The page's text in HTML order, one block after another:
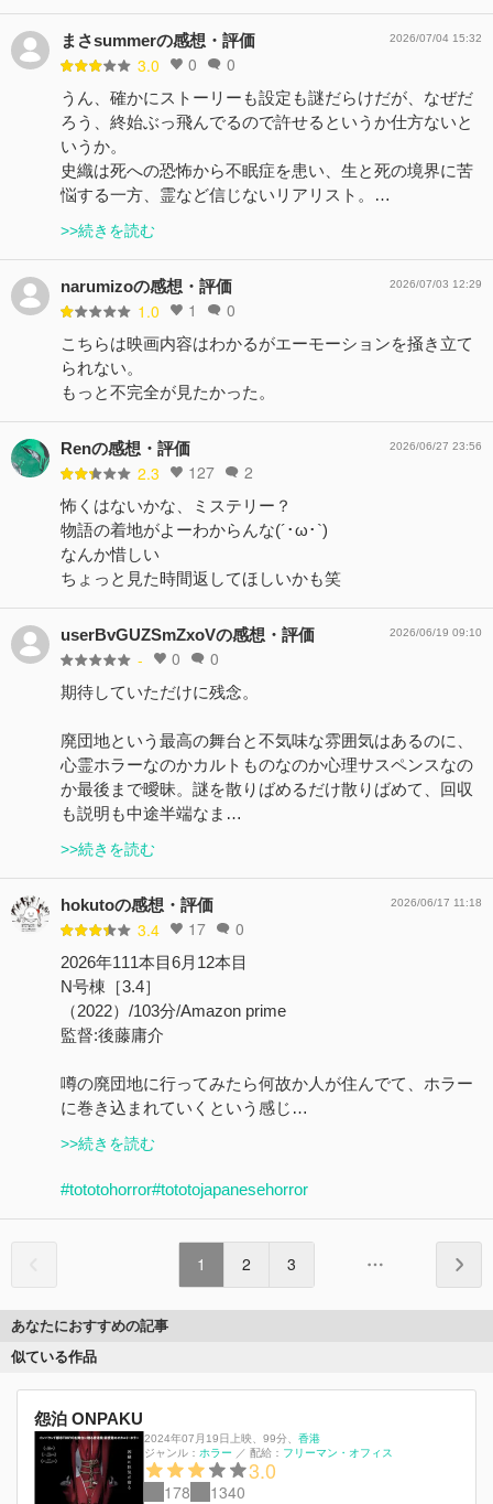
まさsummerの感想・評価
3.0 0 0
2026/07/04 15:32
うん、確かにストーリーも設定も謎だらけだが、なぜだ
ろう、終始ぶっ飛んでるので許せるというか仕方ないと
いうか。
史織は死への恐怖から不眠症を患い、生と死の境界に苦
悩する一方、霊など信じないリアリスト。…
>>続きを読む
narumizoの感想・評価
1.0 1 0
2026/07/03 12:29
こちらは映画内容はわかるがエーモーションを掻き立て
られない。
もっと不完全が見たかった。
Renの感想・評価
2.3 127 2
2026/06/27 23:56
怖くはないかな、ミステリー？
物語の着地がよーわからんな(´･ω･`)
なんか惜しい
ちょっと見た時間返してほしいかも笑
userBvGUZSmZxoVの感想・評価
- 0 0
2026/06/19 09:10
期待していただけに残念。
廃団地という最高の舞台と不気味な雰囲気はあるのに、
心霊ホラーなのかカルトものなのか心理サスペンスなの
か最後まで曖昧。謎を散りばめるだけ散りばめて、回収
も説明も中途半端なま…
>>続きを読む
hokutoの感想・評価
3.4 17 0
2026/06/17 11:18
2026年111本目6月12本目
N号棟［3.4］
（2022）/103分/Amazon prime
監督:後藤庸介
噂の廃団地に行ってみたら何故か人が住んでて、ホラー
に巻き込まれていくという感じ…
>>続きを読む
#tototohorror#tototojapanesehorror
1 2 3
あなたにおすすめの記事
似ている作品
怨泊 ONPAKU
2024年07月19日上映 99分
香港
ジャンル： ホラー ／ 配給： フリーマン・オフィス
3.0
178 1340